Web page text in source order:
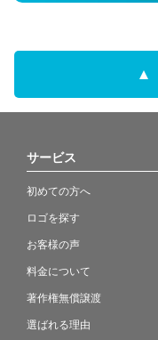
サービス
初めての方へ
ロゴを探す
お客様の声
料金について
著作権無償譲渡
選ばれる理由